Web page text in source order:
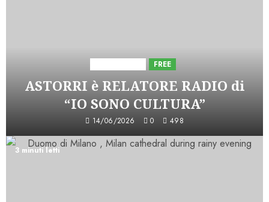
FREE
ASTORRI è RELATORE RADIO di
“IO SONO CULTURA”
14/06/2026 0 498
3 minuti letti